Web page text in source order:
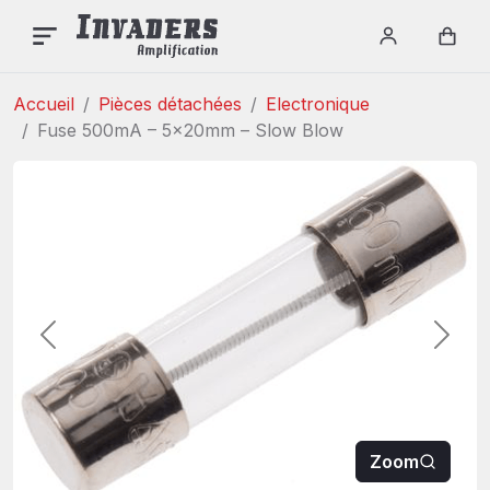
Login /
Accueil Pièces détachées
Electronique
Fuse 500mA – 5x20mm – Slow Blow
Précédent
Zoom